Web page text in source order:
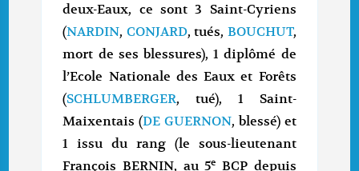
deux-Eaux, ce sont 3 Saint-Cyriens
(NARDIN, CONJARD, tués, BOUCHUT,
mort de ses blessures), 1 diplômé de
l’Ecole Nationale des Eaux et Forêts
(SCHLUMBERGER, tué), 1 Saint-
Maixentais (DE GUERNON, blessé) et
1 issu du rang (le sous-lieutenant
François BERNIN, au 5e BCP depuis